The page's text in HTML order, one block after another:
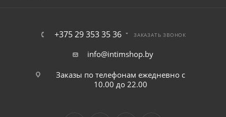
+375 29 353 35 36 ЗАКАЗАТЬ ЗВОНОК
info@intimshop.by
Заказы по телефонам ежедневно с
10.00 до 22.00